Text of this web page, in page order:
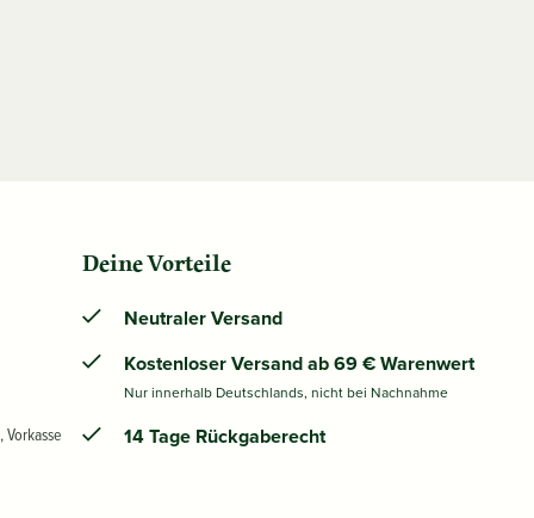
Deine Vorteile
Neutraler Versand
Kostenloser Versand ab 69 € Warenwert
Nur innerhalb Deutschlands, nicht bei Nachnahme
14 Tage Rückgaberecht